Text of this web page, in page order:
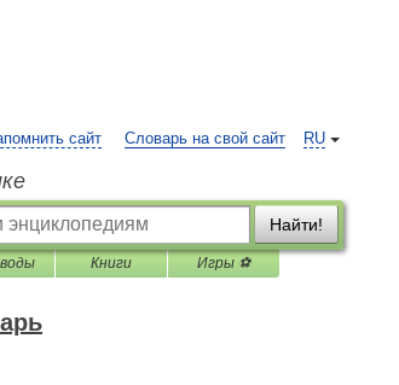
RU
сайт Словарь на свой сайт
Найти!
Книги Игры ⚽